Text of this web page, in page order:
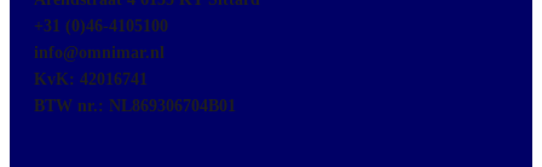
+31 (0)46-4105100
info@omnimar.nl
KvK: 42016741
BTW nr.: NL869306704B01